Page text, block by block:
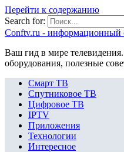
Перейти к содержанию
Search for:
Сonftv.ru - информационный
Ваш гид в мире
оборудования, полезные
Смарт ТВ
Спутниковое ТВ
Цифровое ТВ
IPTV
Приложения
Технологии
Интересное